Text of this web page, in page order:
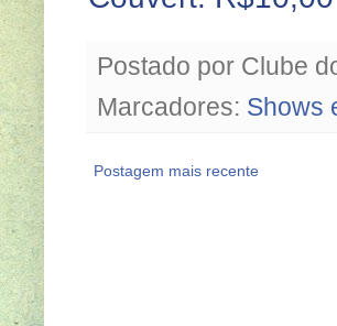
Postado por Clube
Marcadores: Shows
Postagem mais recente